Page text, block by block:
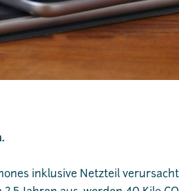
inklusive Netzteil verursacht